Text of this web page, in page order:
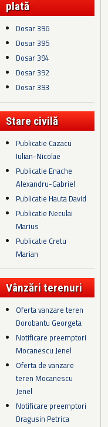
plată
Dosar 396
Dosar 395
Dosar 394
Dosar 392
Dosar 393
Stare civilă
Publicatie Cazacu
Iulian-Nicolae
Publicatie Enache
Alexandru-Gabriel
Publicatie Hauta David
Publicatie Neculai
Marius
Publicatie Cretu
Marian
Vânzări terenuri
Oferta vanzare teren
Dorobantu Georgeta
Notificare preemptori
Mocanescu Jenel
Oferta de vanzare
teren Mocanescu
Jenel
Notificare preemptori
Dragusin Petrica